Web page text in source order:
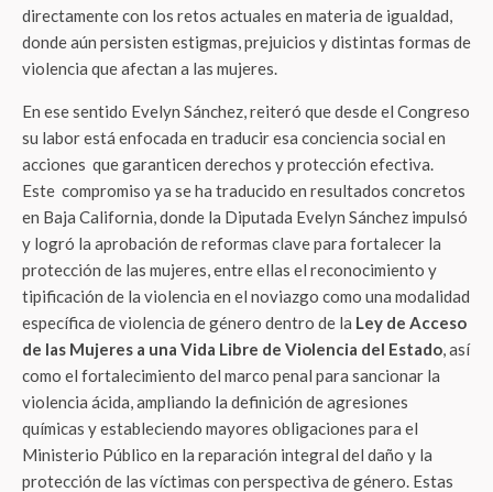
directamente con los retos actuales en materia de igualdad,
donde aún persisten estigmas, prejuicios y distintas formas de
violencia que afectan a las mujeres.
En ese sentido Evelyn Sánchez, reiteró que desde el Congreso
su labor está enfocada en traducir esa conciencia social en
acciones que garanticen derechos y protección efectiva.
Este compromiso ya se ha traducido en resultados concretos
en Baja California, donde la Diputada Evelyn Sánchez impulsó
y logró la aprobación de reformas clave para fortalecer la
protección de las mujeres, entre ellas el reconocimiento y
tipificación de la violencia en el noviazgo como una modalidad
específica de violencia de género dentro de la Ley de Acceso
de las Mujeres a una Vida Libre de Violencia del Estado, así
como el fortalecimiento del marco penal para sancionar la
violencia ácida, ampliando la definición de agresiones
químicas y estableciendo mayores obligaciones para el
Ministerio Público en la reparación integral del daño y la
protección de las víctimas con perspectiva de género. Estas